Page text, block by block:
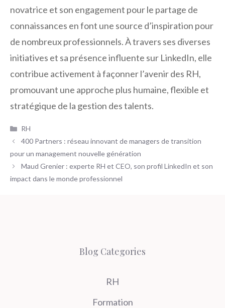
novatrice et son engagement pour le partage de
connaissances en font une source d’inspiration pour
de nombreux professionnels. À travers ses diverses
initiatives et sa présence influente sur LinkedIn, elle
contribue activement à façonner l’avenir des RH,
promouvant une approche plus humaine, flexible et
stratégique de la gestion des talents.
Catégories
RH
400 Partners : réseau innovant de managers de transition
pour un management nouvelle génération
Maud Grenier : experte RH et CEO, son profil LinkedIn et son
impact dans le monde professionnel
Blog Categories
RH
Formation